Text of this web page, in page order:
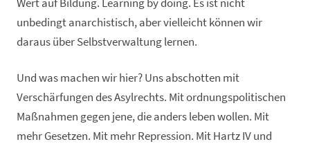
unbedingt anarchistisch, aber vielleicht können wir
daraus über Selbstverwaltung lernen.
Und was machen wir hier? Uns abschotten mit
Verschärfungen des Asylrechts. Mit ordnungspolitischen
Maßnahmen gegen jene, die anders leben wollen. Mit
mehr Gesetzen. Mit mehr Repression. Mit Hartz IV und